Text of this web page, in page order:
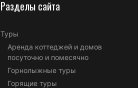
Разделы сайта
Туры
Аренда коттеджей и домов
посуточно и помесячно
Горнолыжные туры
Горящие туры